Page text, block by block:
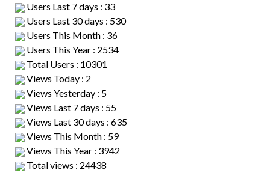
Users Last 7 days : 33
Users Last 30 days : 530
Users This Month : 36
Users This Year : 2534
Total Users : 10301
Views Today : 2
Views Yesterday : 5
Views Last 7 days : 55
Views Last 30 days : 635
Views This Month : 59
Views This Year : 3942
Total views : 24438